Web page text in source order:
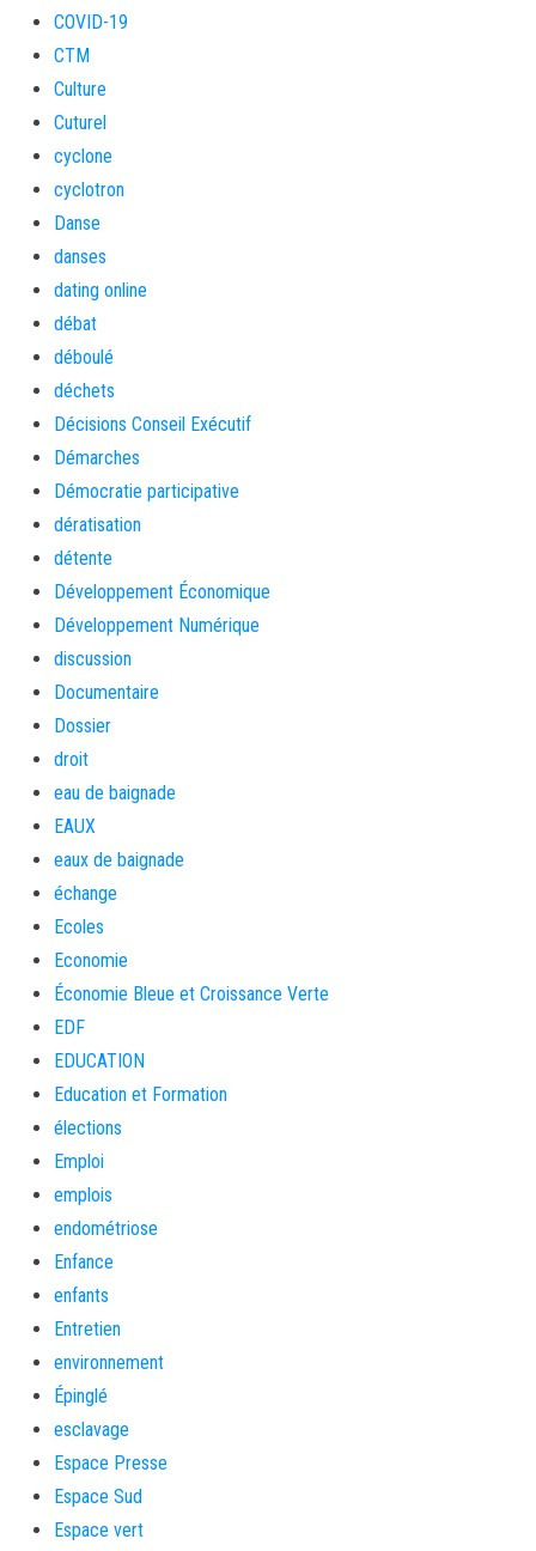
COVID-19
CTM
Culture
Cuturel
cyclone
cyclotron
Danse
danses
dating online
débat
déboulé
déchets
Décisions Conseil Exécutif
Démarches
Démocratie participative
dératisation
détente
Développement Économique
Développement Numérique
discussion
Documentaire
Dossier
droit
eau de baignade
EAUX
eaux de baignade
échange
Ecoles
Economie
Économie Bleue et Croissance Verte
EDF
EDUCATION
Education et Formation
élections
Emploi
emplois
endométriose
Enfance
enfants
Entretien
environnement
Épinglé
esclavage
Espace Presse
Espace Sud
Espace vert